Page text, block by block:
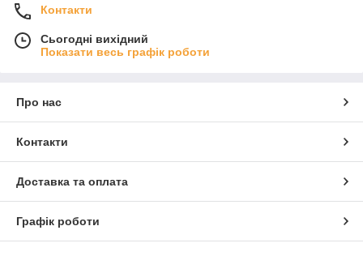
Контакти
Сьогодні вихідний
Показати весь графік роботи
Про нас
Контакти
Доставка та оплата
Графік роботи